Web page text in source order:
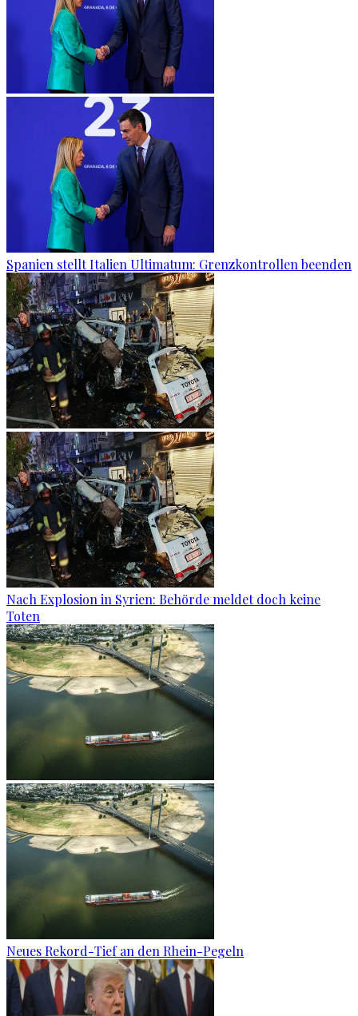
Spanien stellt Italien Ultimatum: Grenzkontrollen beenden
Nach Explosion in Syrien: Behörde meldet doch keine
Toten
Neues Rekord-Tief an den Rhein-Pegeln